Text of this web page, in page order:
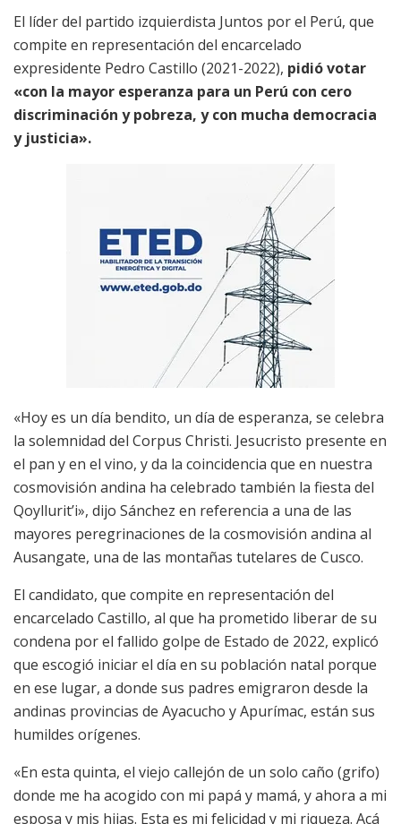
El líder del partido izquierdista Juntos por el Perú, que
compite en representación del encarcelado
expresidente Pedro Castillo (2021-2022), pidió votar
«con la mayor esperanza para un Perú con cero
discriminación y pobreza, y con mucha democracia
y justicia».
«Hoy es un día bendito, un día de esperanza, se celebra
la solemnidad del Corpus Christi. Jesucristo presente en
el pan y en el vino, y da la coincidencia que en nuestra
cosmovisión andina ha celebrado también la fiesta del
Qoyllurit’i», dijo Sánchez en referencia a una de las
mayores peregrinaciones de la cosmovisión andina al
Ausangate, una de las montañas tutelares de Cusco.
El candidato, que compite en representación del
encarcelado Castillo, al que ha prometido liberar de su
condena por el fallido golpe de Estado de 2022, explicó
que escogió iniciar el día en su población natal porque
en ese lugar, a donde sus padres emigraron desde la
andinas provincias de Ayacucho y Apurímac, están sus
humildes orígenes.
«En esta quinta, el viejo callejón de un solo caño (grifo)
donde me ha acogido con mi papá y mamá, y ahora a mi
esposa y mis hijas. Esta es mi felicidad y mi riqueza. Acá